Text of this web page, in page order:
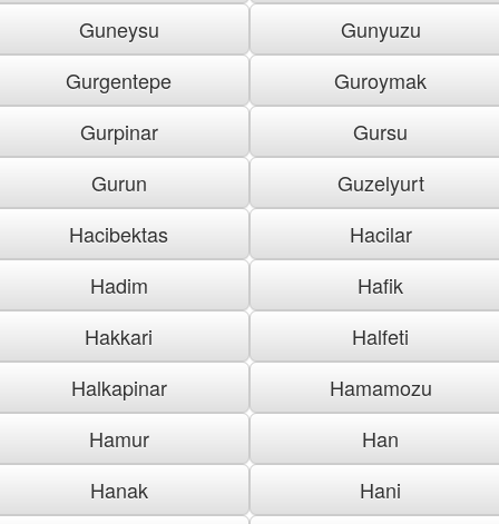
Guneysu
Gunyuzu
Gurgentepe
Guroymak
Gurpinar
Gursu
Gurun
Guzelyurt
Hacibektas
Hacilar
Hadim
Hafik
Hakkari
Halfeti
Halkapinar
Hamamozu
Hamur
Han
Hanak
Hani